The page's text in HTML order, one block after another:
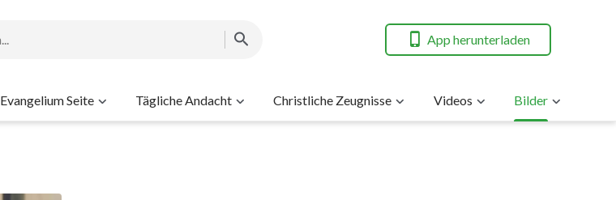
App herunterladen
Evangelium Seite Tägliche Andacht Christliche Zeugnisse Videos Bilder